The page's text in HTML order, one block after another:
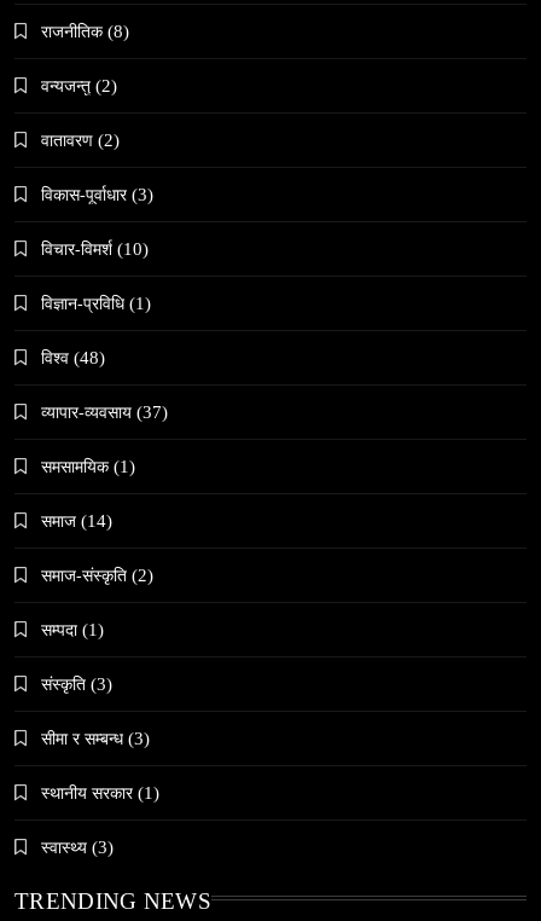
समाज
काठमाडौँमा चिरोत्थानसँगै होली पर्व शुभारम्भ
जनकपुरधाममा ‘मधेस प्रादेशिक ललितकला प्रदर्शनी
अलउला: साउदी अरबको रेगिस्तानी मोती र सांस्कृतिक
राजनीतिक (8)
वन्यजन्तु (2)
वातावरण (2)
विकास-पूर्वाधार (3)
विचार-विमर्श (10)
विज्ञान-प्रविधि (1)
विश्व (48)
व्यापार-व्यवसाय (37)
समसामयिक (1)
समाज (14)
समाज-संस्कृति (2)
सम्पदा (1)
संस्कृति (3)
सीमा र सम्बन्ध (3)
स्थानीय सरकार (1)
स्वास्थ्य (3)
TRENDING NEWS